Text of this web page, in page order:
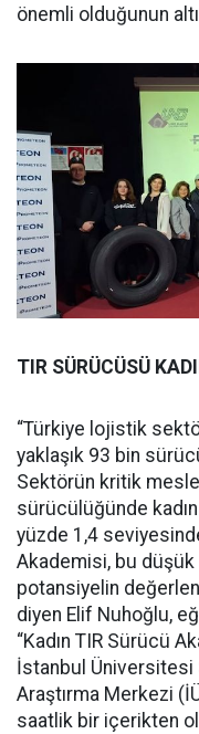
önemli olduğunun
TIR SÜRÜCÜSÜ
“Türkiye lojistik
yaklaşık 93 bin
Sektörün kritik
sürücülüğünde
yüzde 1,4
Akademisi, bu düşük
potansiyelin
diyen Elif Nuhoğlu,
“Kadın TIR Sürücü
İstanbul Üniversitesi
Araştırma Merkezi
saatlik bir içerikten